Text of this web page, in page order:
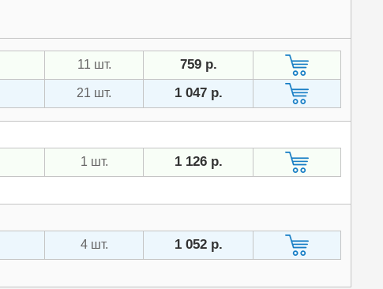
11 шт. 759 р.
21 шт. 1 047 р.
1 шт. 1 126 р.
4 шт. 1 052 р.